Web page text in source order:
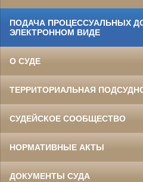
ПОДАЧА ПРОЦЕССУАЛЬНЫХ
ЭЛЕКТРОННОМ ВИДЕ
О СУДЕ
ТЕРРИТОРИАЛЬНАЯ
СУДЕЙСКОЕ СООБЩЕСТВО
НОРМАТИВНЫЕ АКТЫ
ДОКУМЕНТЫ СУДА